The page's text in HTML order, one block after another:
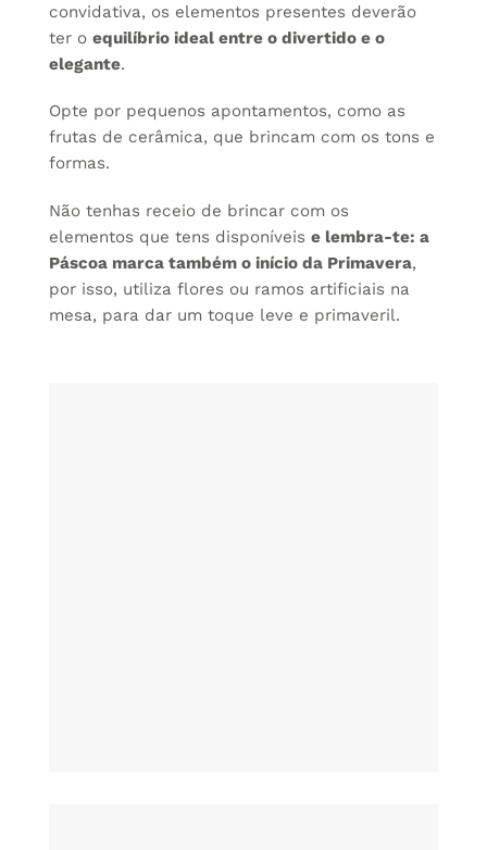
convidativa, os elementos presentes deverão
ter o equilíbrio ideal entre o divertido e o
elegante.
Opte por pequenos apontamentos, como as
frutas de cerâmica, que brincam com os tons e
formas.
Não tenhas receio de brincar com os
elementos que tens disponíveis e lembra-te: a
Páscoa marca também o início da Primavera,
por isso, utiliza flores ou ramos artificiais na
mesa, para dar um toque leve e primaveril.